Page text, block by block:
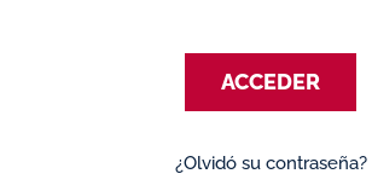
ACCEDER
¿Olvidó su contraseña?